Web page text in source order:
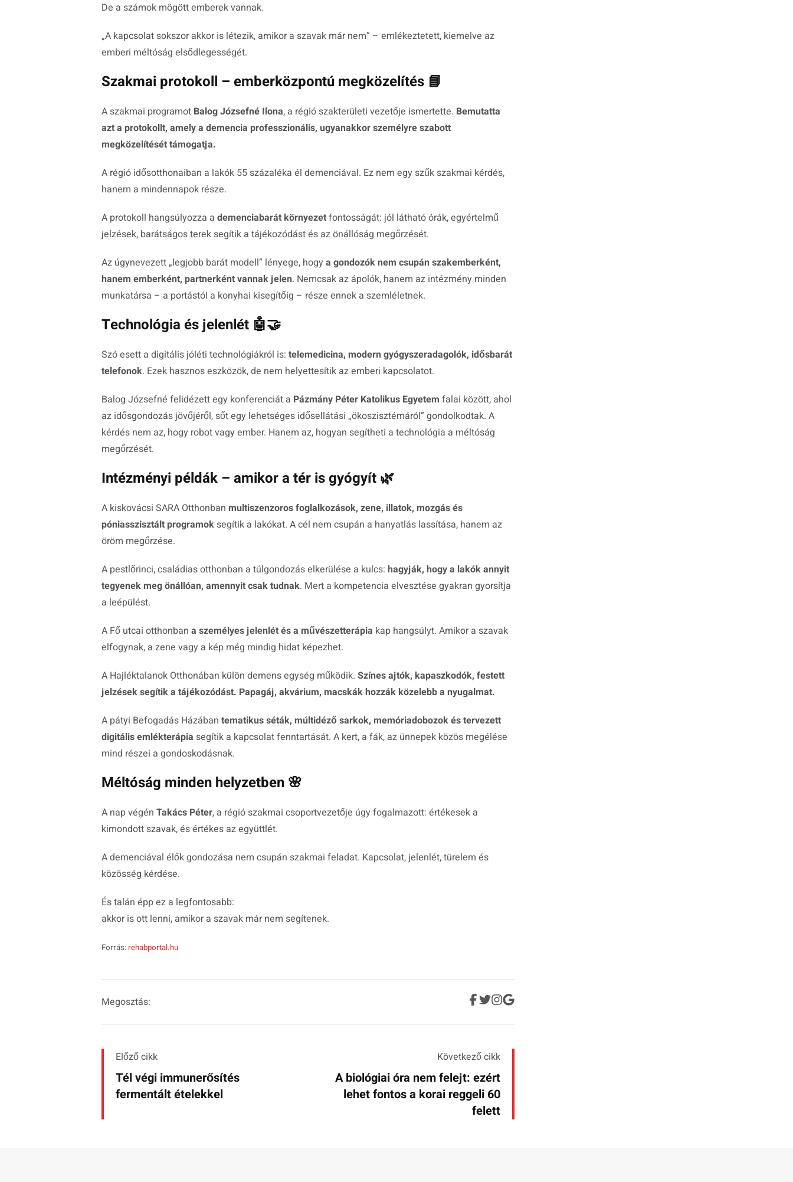
De a számok mögött emberek vannak.
„A kapcsolat sokszor akkor is létezik, amikor a szavak már nem” – emlékeztetett, kiemelve az
emberi méltóság elsődlegességét.
Szakmai protokoll – emberközpontú megközelítés 📘
A szakmai programot Balog Józsefné Ilona, a régió szakterületi vezetője ismertette. Bemutatta
azt a protokollt, amely a demencia professzionális, ugyanakkor személyre szabott
megközelítését támogatja.
A régió idősotthonaiban a lakók 55 százaléka él demenciával. Ez nem egy szűk szakmai kérdés,
hanem a mindennapok része.
A protokoll hangsúlyozza a demenciabarát környezetfontosságát: jól látható órák, egyértelmű
jelzések, barátságos terek segítik a tájékozódást és az önállóság megőrzését.
Az úgynevezett „legjobb barát modell” lényege, hogy a gondozók nem csupán szakemberként,
hanem emberként, partnerként vannak jelen. Nemcsak az ápolók, hanem az intézmény minden
munkatársa – a portástól a konyhai kisegítőig – része ennek a szemléletnek.
Technológia és jelenlét 🤖🤝
Szó esett a digitális jóléti technológiákról is: telemedicina, modern gyógyszeradagolók, idősbarát
telefonok. Ezek hasznos eszközök, de nem helyettesítik az emberi kapcsolatot.
Balog Józsefné felidézett egy konferenciát a Pázmány Péter Katolikus Egyetem falai között, ahol
az idősgondozás jövőjéről, sőt egy lehetséges idősellátási „ökoszisztémáról” gondolkodtak. A
kérdés nem az, hogy robot vagy ember. Hanem az, hogyan segítheti a technológia a méltóság
megőrzését.
Intézményi példák – amikor a tér is gyógyít 🌿
A kiskovácsi SARA Otthonban multiszenzoros foglalkozások, zene, illatok, mozgás és
póniasszisztált programok segítik a lakókat. A cél nem csupán a hanyatlás lassítása, hanem az
öröm megőrzése.
A pestlőrinci, családias otthonban a túlgondozás elkerülése a kulcs: hagyják, hogy a lakók annyit
tegyenek meg önállóan, amennyit csak tudnak. Mert a kompetencia elvesztése gyakran gyorsítja
a leépülést.
A Fő utcai otthonban a személyes jelenlét és a művészetterápia kap hangsúlyt. Amikor a szavak
elfogynak, a zene vagy a kép még mindig hidat képezhet.
A Hajléktalanok Otthonában külön demens egység működik. Színes ajtók, kapaszkodók, festett
jelzések segítik a tájékozódást. Papagáj, akvárium, macskák hozzák közelebb a nyugalmat.
A pátyi Befogadás Házában tematikus séták, múltidéző sarkok, memóriadobozok és tervezett
digitális emlékterápia segítik a kapcsolat fenntartását. A kert, a fák, az ünnepek közös megélése
mind részei a gondoskodásnak.
Méltóság minden helyzetben 🌸
A nap végén Takács Péter, a régió szakmai csoportvezetője úgy fogalmazott: értékesek a
kimondott szavak, és értékes az együttlét.
A demenciával élők gondozása nem csupán szakmai feladat. Kapcsolat, jelenlét, türelem és
közösség kérdése.
És talán épp ez a legfontosabb:
akkor is ott lenni, amikor a szavak már nem segítenek.
Forrás: rehabportal.hu
Megosztás:
Előző cikk
Tél végi immunerősítés
fermentált ételekkel
Következő cikk
A biológiai óra nem felejt: ezért
lehet fontos a korai reggeli 60
felett